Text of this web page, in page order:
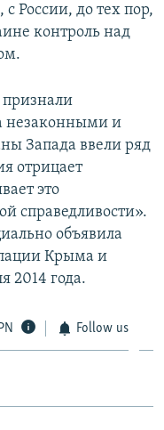
России, до тех пор,
контроль над
незаконными и
Запада ввели ряд
отрицает
это
справедливости».
объявила
Крыма и
2014 года.
Follow us